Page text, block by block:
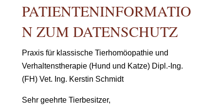
PATIENTENINFORMATIO
N ZUM DATENSCHUTZ
Praxis für klassische Tierhomöopathie und
Verhaltenstherapie (Hund und Katze) Dipl.-Ing.
(FH) Vet. Ing. Kerstin Schmidt
Sehr geehrte Tierbesitzer,